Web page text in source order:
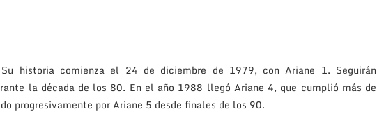
historia comienza el 24 de diciembre de 1979, con Ariane 1. Seguirán
la década de los 80. En el año 1988 llegó Ariane 4, que cumplió más de
progresivamente por Ariane 5 desde finales de los 90.